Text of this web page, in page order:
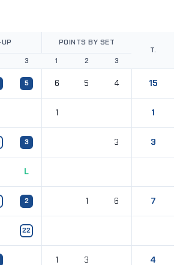
POINTS BY SET
T.
3 1 2 3
5 6 5 4 15
1 1
3 3 3
L
2 1 6 7
22
1 3 4